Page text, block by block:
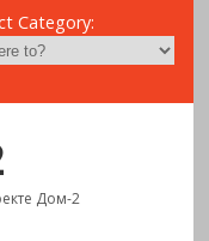
Category:
Дом-2